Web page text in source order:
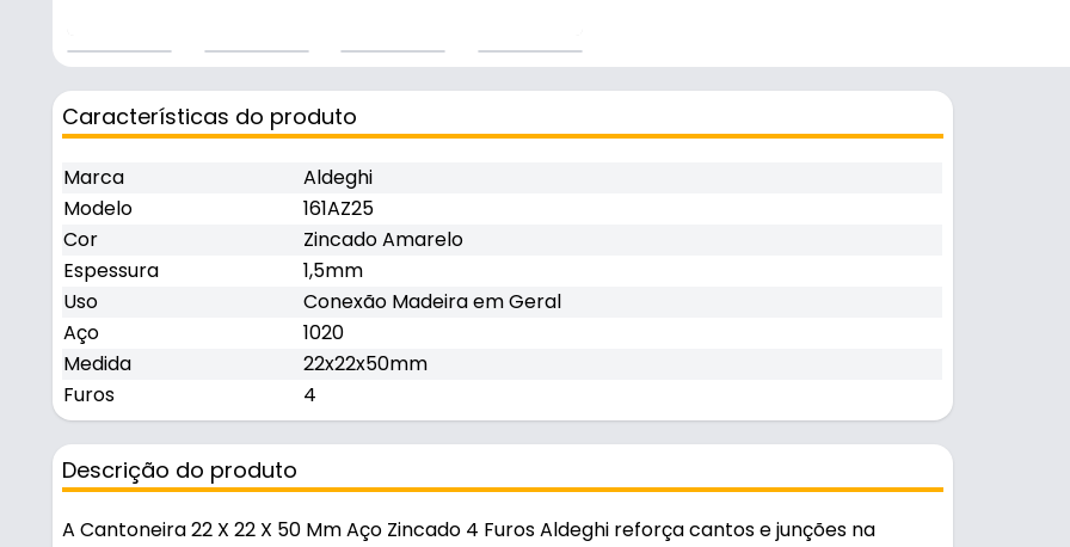
Características do produto
Marca
Aldeghi
Modelo
161AZ25
Cor
Zincado Amarelo
Espessura
1,5mm
Uso
Conexão Madeira em Geral
Aço
1020
Medida
22x22x50mm
Furos
4
Descrição do produto
A Cantoneira 22 X 22 X 50 Mm Aço Zincado 4 Furos Aldeghi reforça cantos e junções na